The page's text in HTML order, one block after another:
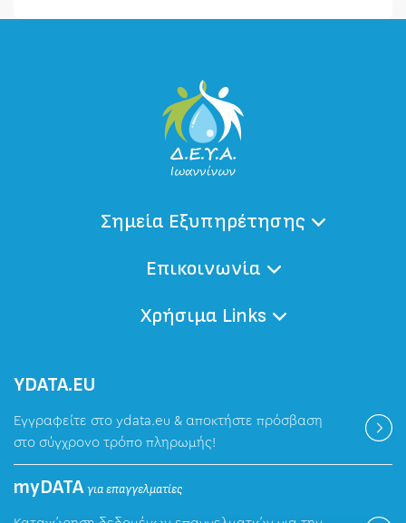
Σημεία Εξυπηρέτησης
Επικοινωνία
Χρήσιμα Links
ΥDATA.EU
Εγγραφείτε στο ydata.eu & αποκτήστε πρόσβαση
στο σύγχρονο τρόπο πληρωμής!
myDATAγια επαγγελματίες